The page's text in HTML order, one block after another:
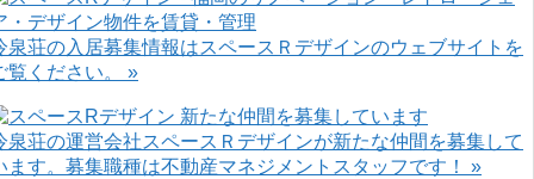
泉荘の入居募集情報はスペースＲデザインのウェブサイトを
覧ください。 »
泉荘の運営会社スペースＲデザインが新たな仲間を募集して
ます。募集職種は不動産マネジメントスタッフです！ »